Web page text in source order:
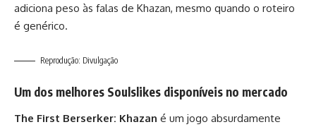
adiciona peso às falas de Khazan, mesmo quando o roteiro
é genérico.
Reprodução: Divulgação
Um dos melhores Soulslikes disponíveis no mercado
The First Berserker: Khazan é um jogo absurdamente